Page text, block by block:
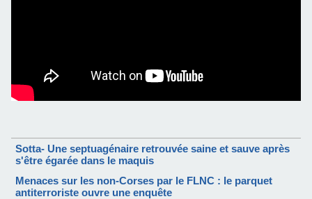
Sotta- Une septuagénaire retrouvée saine et sauve après
s'être égarée dans le maquis
Menaces sur les non-Corses par le FLNC : le parquet
antiterroriste ouvre une enquête